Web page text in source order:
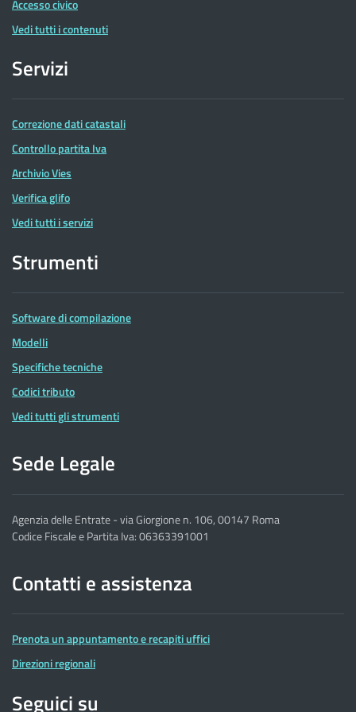
Accesso civico
Vedi tutti i contenuti
Servizi
Correzione dati catastali
Controllo partita Iva
Archivio Vies
Verifica glifo
Vedi tutti i servizi
Strumenti
Software di compilazione
Modelli
Specifiche tecniche
Codici tributo
Vedi tutti gli strumenti
Sede Legale
Agenzia delle Entrate - via Giorgione n. 106, 00147 Roma
Codice Fiscale e Partita Iva: 06363391001
Contatti e assistenza
Prenota un appuntamento e recapiti uffici
Direzioni regionali
Seguici su